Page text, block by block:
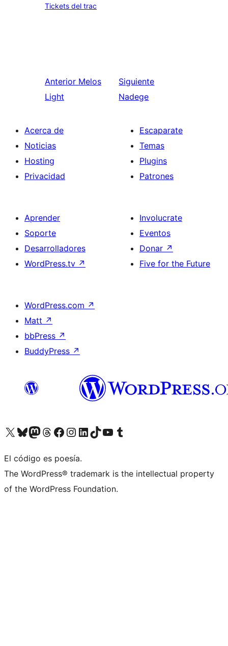
Tickets del trac
Anterior Melos
Light
Siguiente
Nadege
Acerca de
Noticias
Hosting
Privacidad
Escaparate
Temas
Plugins
Patrones
Aprender
Soporte
Desarrolladores
WordPress.tv ↗
Involucrate
Eventos
Donar ↗
Five for the Future
WordPress.com ↗
Matt ↗
bbPress ↗
BuddyPress ↗
Visitá nuestra cuenta de X (anteriormente Twitter)
Visitá nuestra cuenta de Bluesky
Visitá nuestra cuenta de Mastodon
Visitá nuestra cuenta de Threads
Visitá nuestra página de Facebook
Visitá nuestra cuenta de Instagram
Visitá nuestra cuenta de LinkedIn
Visitá nuestra cuenta de TikTok
Visitá nuestro canal de YouTube
Visitá nuestra cuenta de Tumblr
El código es poesía.
The WordPress® trademark is the intellectual property
of the WordPress Foundation.